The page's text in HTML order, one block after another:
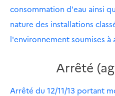
consommation d'eau ainsi
nature des installations
l'environnement soumises à
Arrêté
Arrêté du 12/11/13 portant